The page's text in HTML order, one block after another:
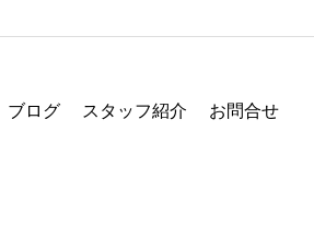
ブログ スタッフ紹介 お問合せ